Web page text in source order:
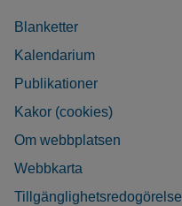
Blanketter
Kalendarium
Publikationer
Kakor (cookies)
Om webbplatsen
Webbkarta
Tillgänglighetsredogörelse